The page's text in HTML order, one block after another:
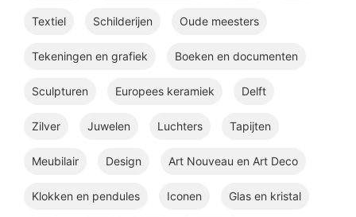
Textiel Schilderijen Oude meesters
Tekeningen en grafiek Boeken en documenten
Sculpturen Europees keramiek Delft
Zilver Juwelen Luchters Tapijten
Meubilair Design Art Nouveau en Art Deco
Klokken en pendules Iconen Glas en kristal